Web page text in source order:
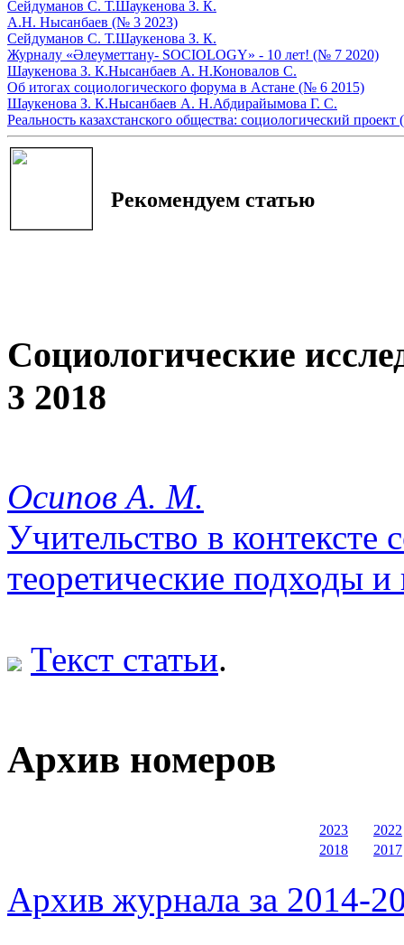
Сейдуманов С. Т.Шаукенова З. К.
А.Н. Нысанбаев (№ 3 2023)
Сейдуманов С. Т.Шаукенова З. К.
Журналу «Әлеуметтану- SOCIOLOGY» - 10 лет! (№ 7 2020)
Шаукенова З. К.Нысанбаев А. Н.Коновалов С.
Об итогах социологического форума в Астане (№ 6 2015)
Шаукенова З. К.Нысанбаев А. Н.Абдирайымова Г. С.
Реальность казахстанского общества: социологический
Рекомендуем статью
Социологические
3 2018
Осипов А. М.
Учительство в контексте
теоретические подходы
Текст статьи.
Архив номеров
2023
2022
2018
2017
Архив журнала за 2014-